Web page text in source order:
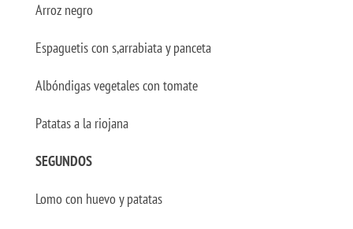
Arroz negro
Espaguetis con s,arrabiata y panceta
Albóndigas vegetales con tomate
Patatas a la riojana
SEGUNDOS
Lomo con huevo y patatas